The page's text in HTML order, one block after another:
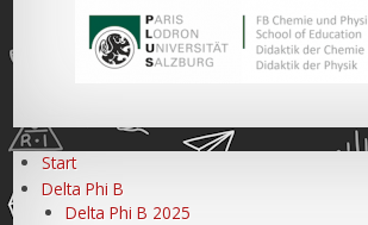
Start
Delta Phi B
Delta Phi B 2025